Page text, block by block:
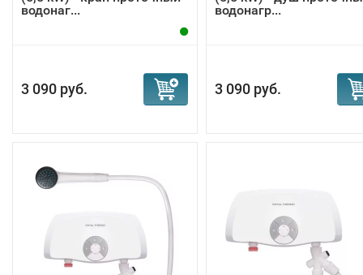
водонаг...
3 090 руб.
водонагр...
3 090 руб.